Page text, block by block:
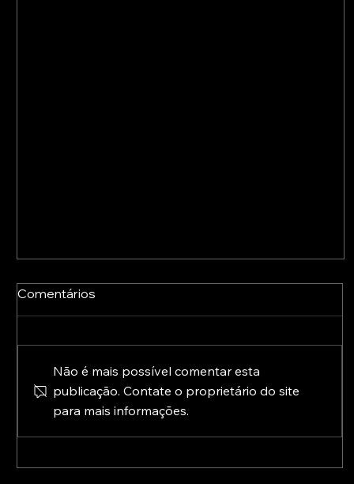
A Europa já está a preparar o pós-2027:
Comentários
Não é mais possível comentar esta
publicação. Contate o proprietário do site
para mais informações.